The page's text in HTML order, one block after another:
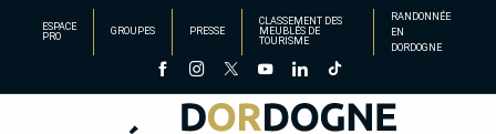
principal
ESPACE
PRO
GROUPES PRESSE
CLASSEMENT DES
MEUBLÉS DE
TOURISME
RANDONNÉE
EN
DORDOGNE